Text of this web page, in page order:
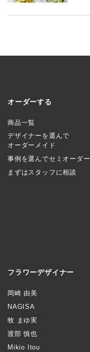
オーダーする
商品一覧
デザイナーを選んで
オーダーメイド
事例を選んでセミオーダー
まずはスタッフに相談
フラワーデザイナー
岡崎 由美
NAGISA
牧 まゆ実
渡部 慎也
Mikio Itou